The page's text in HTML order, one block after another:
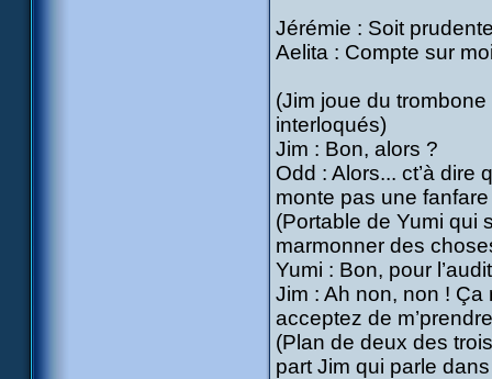
Jérémie : Soit
Aelita : Compte sur
(Jim joue du
interloqués)
Jim : Bon, alors ?
Odd : Alors... ct’à dire
monte pas une fanfare
(Portable de Yumi qui
marmonner des
Yumi : Bon, pour
Jim : Ah non, non ! Ça
acceptez de
(Plan de deux des
part Jim qui parle